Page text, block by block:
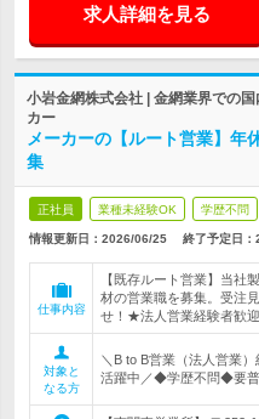
求人詳細を見る
小岩金網株式会社 | 金網業界での
カー
メーカーの【ルート営業】年
集
正社員 業種未経験OK 学歴不問
情報更新日：2026/06/25 終了予定日：
仕事内容
【既存ルート営業】当社
材の営業職を募集。受注
せ！★法人営業経験者歓迎
対象と
なる方
＼B to B営業（法人営業
活躍中／◆学歴不問◆要普